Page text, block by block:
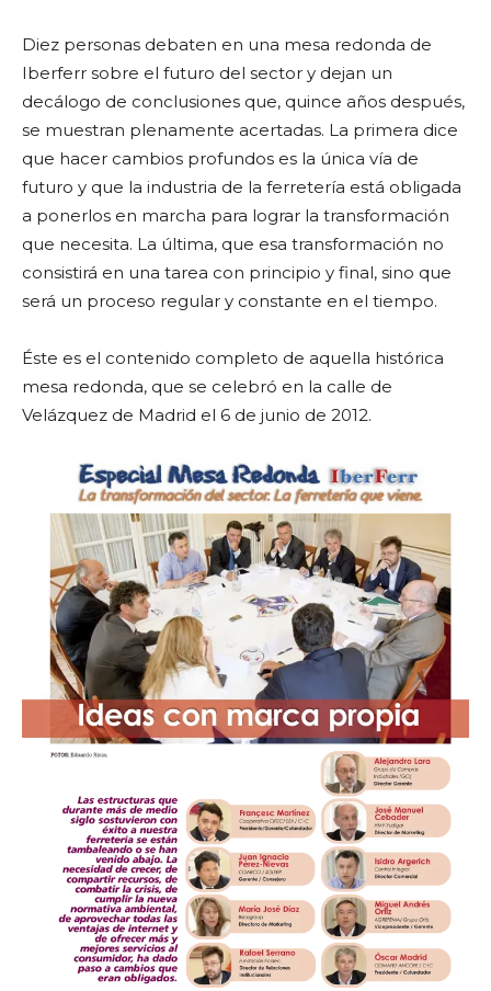
Diez personas debaten en una mesa redonda de
Iberferr sobre el futuro del sector y dejan un
decálogo de conclusiones que, quince años después,
se muestran plenamente acertadas. La primera dice
que hacer cambios profundos es la única vía de
futuro y que la industria de la ferretería está obligada
a ponerlos en marcha para lograr la transformación
que necesita. La última, que esa transformación no
consistirá en una tarea con principio y final, sino que
será un proceso regular y constante en el tiempo.
Éste es el contenido completo de aquella histórica
mesa redonda, que se celebró en la calle de
Velázquez de Madrid el 6 de junio de 2012.